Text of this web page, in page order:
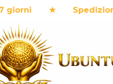
Spedizione